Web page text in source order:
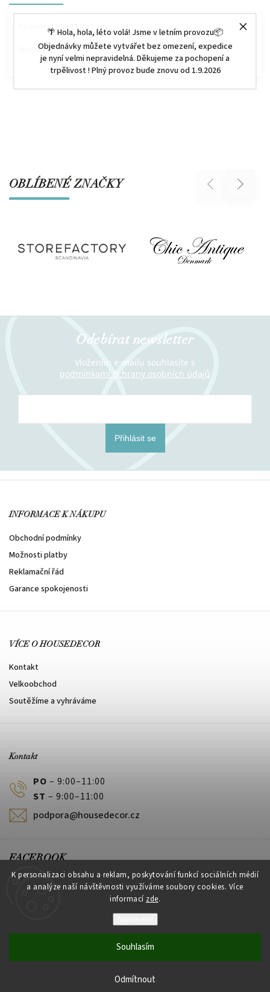
K personalizaci obsahu a reklam, poskytování funkcí sociálních médií
a analýze naší návštěvnosti využíváme soubory cookies. Více
informací zde.
Odmítnout
Souhlasím
🌴 Hola, hola, léto volá! Jsme v letním provozu📦
Objednávky můžete vytvářet bez omezení, expedice
je nyní velmi nepravidelná. Děkujeme za pochopení a
trpělivost ! Plný provoz bude znovu od 1.9.2026
Rozměry: 11 x 11 x 15 cm
Materiál: papír
OBLÍBENÉ ZNAČKY Previous Next
Odebírat newsletter
Vložením e-mailu souhlasíte s
podmínkami ochrany osobních údajů
Přihlásit se
INFORMACE K NÁKUPU
Obchodní podmínky
Možnosti platby
Reklamační řád
Garance spokojenosti
VÍCE O HOUSEDECOR
Kontakt
Velkoobchod
Soutěžíme a vyhráváme
Kontakt
PO – 9:00–11:00
ST – 9:00–11:00
podpora@housedecor.cz
FACEBOOK
Vytvořil Shoptet